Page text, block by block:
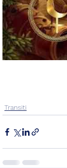
Transiti